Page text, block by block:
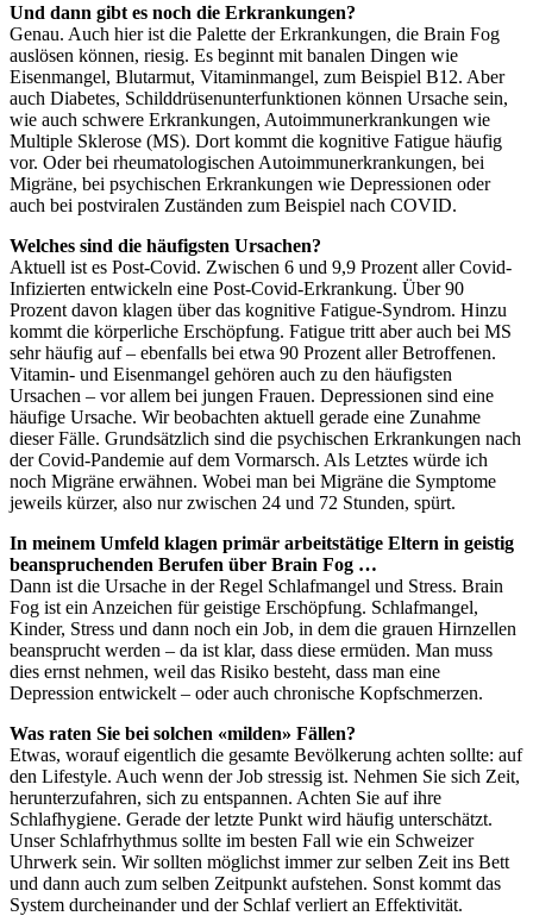
Und dann gibt es noch die Erkrankungen?
Genau. Auch hier ist die Palette der Erkrankungen, die Brain Fog
auslösen können, riesig. Es beginnt mit banalen Dingen wie
Eisenmangel, Blutarmut, Vitaminmangel, zum Beispiel B12. Aber
auch Diabetes, Schilddrüsenunterfunktionen können Ursache sein,
wie auch schwere Erkrankungen, Autoimmunerkrankungen wie
Multiple Sklerose (MS). Dort kommt die kognitive Fatigue häufig
vor. Oder bei rheumatologischen Autoimmunerkrankungen, bei
Migräne, bei psychischen Erkrankungen wie Depressionen oder
auch bei postviralen Zuständen zum Beispiel nach COVID.
Welches sind die häufigsten Ursachen?
Aktuell ist es Post-Covid. Zwischen 6 und 9,9 Prozent aller Covid-
Infizierten entwickeln eine Post-Covid-Erkrankung. Über 90
Prozent davon klagen über das kognitive Fatigue-Syndrom. Hinzu
kommt die körperliche Erschöpfung. Fatigue tritt aber auch bei MS
sehr häufig auf – ebenfalls bei etwa 90 Prozent aller Betroffenen.
Vitamin- und Eisenmangel gehören auch zu den häufigsten
Ursachen – vor allem bei jungen Frauen. Depressionen sind eine
häufige Ursache. Wir beobachten aktuell gerade eine Zunahme
dieser Fälle. Grundsätzlich sind die psychischen Erkrankungen nach
der Covid-Pandemie auf dem Vormarsch. Als Letztes würde ich
noch Migräne erwähnen. Wobei man bei Migräne die Symptome
jeweils kürzer, also nur zwischen 24 und 72 Stunden, spürt.
In meinem Umfeld klagen primär arbeitstätige Eltern in geistig
beanspruchenden Berufen über Brain Fog …
Dann ist die Ursache in der Regel Schlafmangel und Stress. Brain
Fog ist ein Anzeichen für geistige Erschöpfung. Schlafmangel,
Kinder, Stress und dann noch ein Job, in dem die grauen Hirnzellen
beansprucht werden – da ist klar, dass diese ermüden. Man muss
dies ernst nehmen, weil das Risiko besteht, dass man eine
Depression entwickelt – oder auch chronische Kopfschmerzen.
Was raten Sie bei solchen «milden» Fällen?
Etwas, worauf eigentlich die gesamte Bevölkerung achten sollte: auf
den Lifestyle. Auch wenn der Job stressig ist. Nehmen Sie sich Zeit,
herunterzufahren, sich zu entspannen. Achten Sie auf ihre
Schlafhygiene. Gerade der letzte Punkt wird häufig unterschätzt.
Unser Schlafrhythmus sollte im besten Fall wie ein Schweizer
Uhrwerk sein. Wir sollten möglichst immer zur selben Zeit ins Bett
und dann auch zum selben Zeitpunkt aufstehen. Sonst kommt das
System durcheinander und der Schlaf verliert an Effektivität.